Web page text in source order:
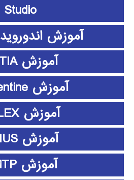
Studio
آموزش اندوروید android
آموزش CATIA
آموزش clementine
آموزش CPLEX
آموزش EDIUS
آموزش EMTP